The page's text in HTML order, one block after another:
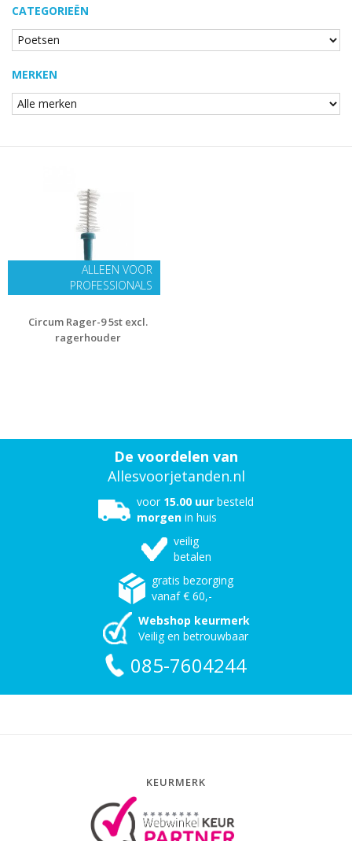
CATEGORIEËN
MERKEN
ALLEEN VOOR
PROFESSIONALS
Circum Rager-9 5st excl.
ragerhouder
De voordelen van
Allesvoorjetanden.nl
voor 15.00 uur besteld
morgen in huis
veilig
betalen
gratis bezorging
vanaf € 60,-
Webshop keurmerk
Veilig en betrouwbaar
085-7604244
KEURMERK